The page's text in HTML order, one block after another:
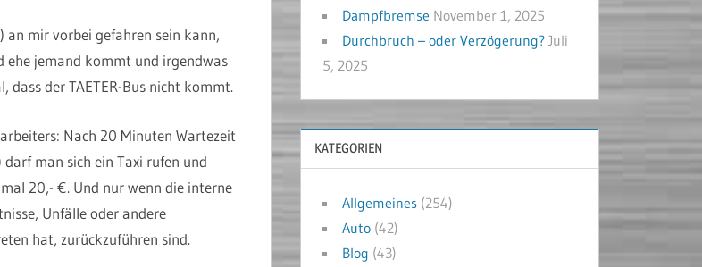
an mir vorbei gefahren sein kann,
ehe jemand kommt und irgendwas
dass der TAETER-Bus nicht kommt.
Nach 20 Minuten Wartezeit
man sich ein Taxi rufen und
20,- €. Und nur wenn die interne
Unfälle oder andere
hat, zurückzuführen sind.
Dampfbremse November 1, 2025
Durchbruch – oder Verzögerung? Juli
5, 2025
KATEGORIEN
Allgemeines (254)
Auto (42)
Blog (43)